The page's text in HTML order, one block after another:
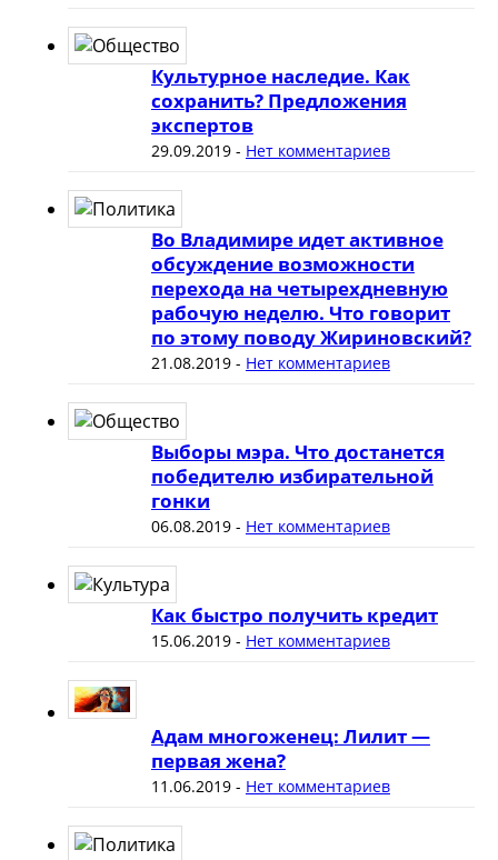
Культурное наследие. Как
сохранить? Предложения
экспертов
29.09.2019- Нет комментариев
Во Владимире идет активное
обсуждение возможности
перехода на четырехдневную
рабочую неделю. Что говорит
по этому поводу Жириновский?
21.08.2019- Нет комментариев
Выборы мэра. Что достанется
победителю избирательной
гонки
06.08.2019- Нет комментариев
Как быстро получить кредит
15.06.2019- Нет комментариев
Адам многоженец: Лилит —
первая жена?
11.06.2019- Нет комментариев